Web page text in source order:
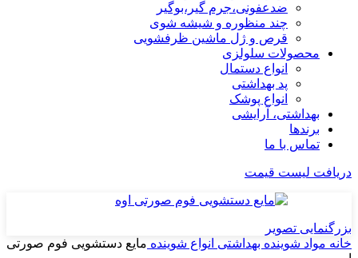
ضدعفونی،جرم گیر،بوگیر
چند منظوره و شیشه شوی
قرص و ژل ماشین ظرفشویی
محصولات سلولزی
انواع دستمال
پد بهداشتی
انواع پوشک
بهداشتی، آرایشی
برندها
تماس با ما
دریافت لیست قیمت
بزرگنمایی تصویر
خانه مواد شوینده بهداشتی انواع شوینده مایع دستشویی فوم صورتی